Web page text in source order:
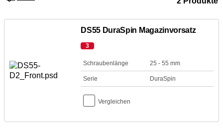
DS55 DuraSpin Magazinvorsatz
3
Schraubenlänge 25 - 55 mm
Serie DuraSpin
Vergleichen